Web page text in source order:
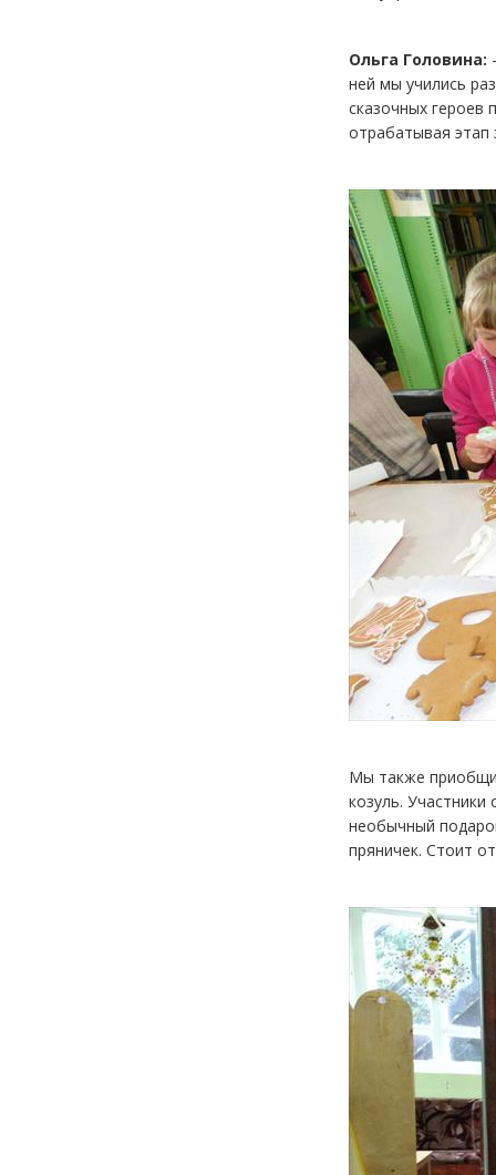
Ольга Головина:
ней мы учились
сказочных героев
отрабатывая этап
Мы также
козуль.
необычный
пряничек. Стоит